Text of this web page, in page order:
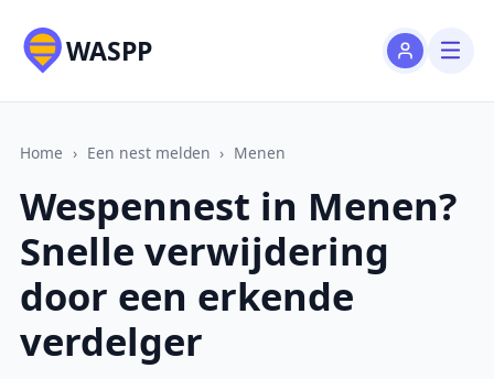
WASPP
Home › Een nest melden › Menen
Wespennest in Menen?
Snelle verwijdering
door een erkende
verdelger